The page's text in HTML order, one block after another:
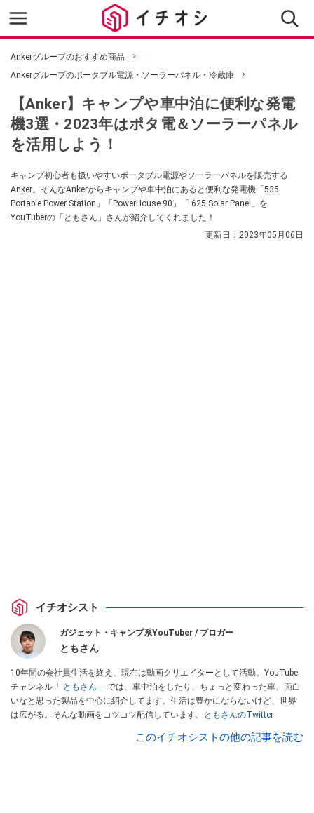
Ankerグループのおすすめ商品
Ankerグループのポータブル電源・ソーラーパネル・冷蔵庫
【Anker】キャンプや車中泊に便利な発電
機3選・2023年はポタ電＆ソーラーパネル
を活用しよう！
キャンプ初心者も扱いやすいポータブル電源やソーラーパネルを販売する
Anker。そんなAnkerからキャンプや車中泊にあると便利な発電機「535
Portable Power Station」「PowerHouse 90」「 625 Solar Panel」を
YouTuberの「ともさん」さんが紹介してくれました！
更新日： 2023年05月06日
イチオシスト
ガジェット・キャンプ系YouTuber / ブロガー
ともさん
10年間の会社員生活を終え、現在は動画クリエイターとして活動。YouTube
チャンネル「
ともさん 」では、車中泊をしたり、ちょっと変わった車、面白
いなと思った製品を中心に紹介してます。生活は豊かにならないけど、世界
は広がる。そんな動画をコツコツ配信しています。
ともさんのTwitter
このイチオシストの他の記事を読む